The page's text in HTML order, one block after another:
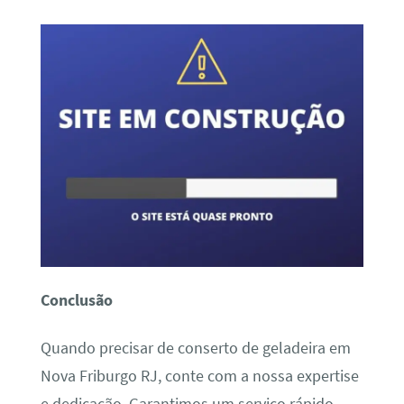
Conclusão
Quando precisar de conserto de geladeira em
Nova Friburgo RJ, conte com a nossa expertise